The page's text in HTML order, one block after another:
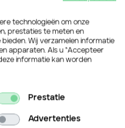
krijgen een vast
En dat is
Bij ons uitzendbureau
banen met
favoriete
technologieën om onze
prestaties te meten en
Wij verzamelen informatie
apparaten. Als u “Accepteer
informatie kan worden
Prestatie
Advertenties